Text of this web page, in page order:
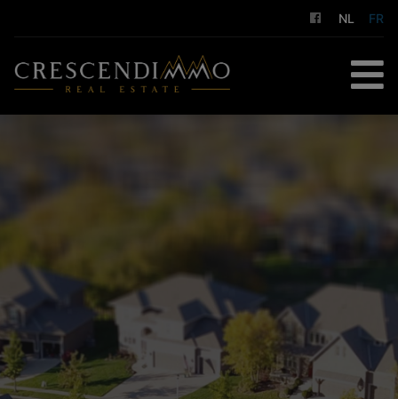
NL FR
NOS SERVICES
A PROPOS DE NOUS
CONTACT
ESTIMATION GRATUITE